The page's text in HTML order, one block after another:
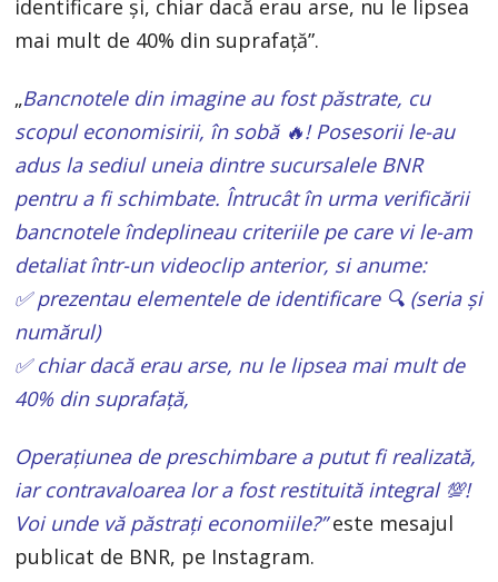
identificare şi, chiar dacă erau arse, nu le lipsea
mai mult de 40% din suprafață”.
„Bancnotele din imagine au fost păstrate, cu
scopul economisirii, în sobă 🔥! Posesorii le-au
adus la sediul uneia dintre sucursalele BNR
pentru a fi schimbate. Întrucât în urma verificării
bancnotele îndeplineau criteriile pe care vi le-am
detaliat într-un videoclip anterior, si anume:
✅ prezentau elementele de identificare 🔍 (seria și
numărul)
✅ chiar dacă erau arse, nu le lipsea mai mult de
40% din suprafață,
Operațiunea de preschimbare a putut fi realizată,
iar contravaloarea lor a fost restituită integral 💯!
Voi unde vă păstrați economiile?”este mesajul
publicat de BNR, pe Instagram.